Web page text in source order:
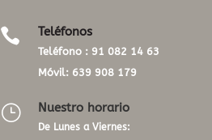
 Teléfonos
Teléfono : 91 082 14 63
Móvil: 639 908 179
} Nuestro horario
De Lunes a Viernes: